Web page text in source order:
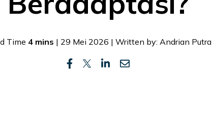
Time 4 mins | 29 Mei 2026 | Written by: Andrian Putra